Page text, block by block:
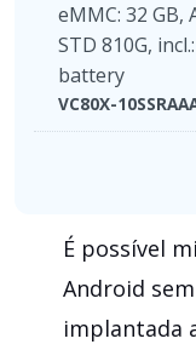
eMMC: 32 GB,
STD 810G,
battery
VC80X-
É possível
Android
implantada